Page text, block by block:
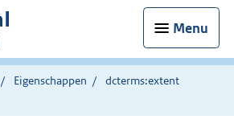
Menu
Eigenschappen
dcterms:extent